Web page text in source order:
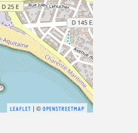
LEAFLET | ©OPENSTREETMAP